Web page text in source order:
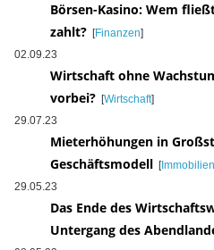
Börsen-Kasino: Wem
zahlt? [Finanzen]
02.09.23
Wirtschaft ohne
vorbei? [Wirtschaft]
29.07.23
Mieterhöhungen in
Geschäftsmodell [Immobilien
29.05.23
Das Ende des
Untergang des